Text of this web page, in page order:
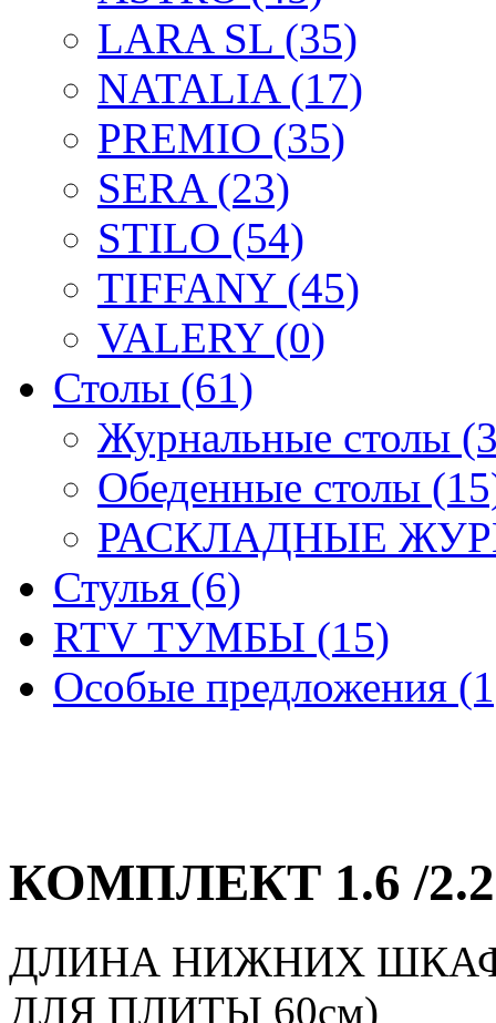
LARA SL (35)
NATALIA (17)
PREMIO (35)
SERA (23)
STILO (54)
TIFFANY (45)
VALERY (0)
Столы (61)
Журнальные столы
Обеденные столы
РАСКЛАДНЫЕ
Стулья (6)
RTV ТУМБЫ (15)
Особые предложения
КОМПЛЕКТ 1.6 /2.2
ДЛИНА НИЖНИХ
ДЛЯ ПЛИТЫ 60см)